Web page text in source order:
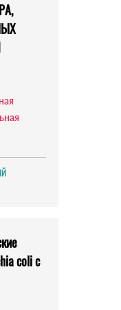
coli с